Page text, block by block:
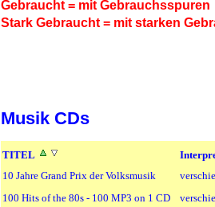
Gebraucht = mit Gebrauchsspuren
Stark Gebraucht = mit starken
Musik CDs
TITEL
10 Jahre Grand Prix der Volksmusik
100 Hits of the 80s - 100 MP3 on 1 CD